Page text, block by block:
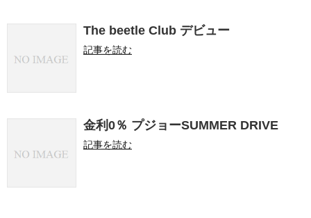
The beetle Club デビュー
記事を読む
金利0％ プジョーSUMMER DRIVE
記事を読む